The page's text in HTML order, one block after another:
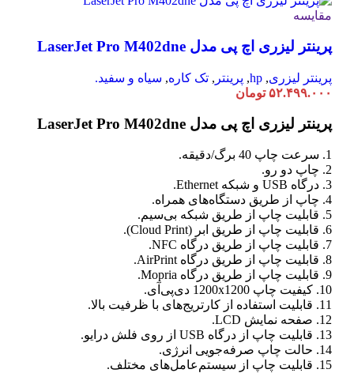
مقایسه
پرینتر لیزری اچ پی مدل LaserJet Pro M402dne
پرینتر لیزری,
hp
, پرینتر , تک کاره, سیاه و سفید.
۵۲.۴۹۹.۰۰۰ تومان
پرینتر لیزری اچ پی مدل LaserJet Pro M402dne
1. سرعت چاپ 40 برگ/دقیقه.
2. چاپ دو رو.
3. درگاه USB و شبکه Ethernet.
4. چاپ از طریق دستگاه‌های همراه.
5. قابلیت چاپ از طریق شبکه بی‌سیم.
6. قابلیت چاپ از طریق ابر (Cloud Print).
7. قابلیت چاپ از طریق درگاه NFC.
8. قابلیت چاپ از طریق درگاه AirPrint.
9. قابلیت چاپ از طریق درگاه Mopria.
10. کیفیت چاپ 1200x1200 دی‌پی‌آی.
11. قابلیت استفاده از کارتریج‌های با ظرفیت بالا.
12. صفحه نمایش LCD.
13. قابلیت چاپ از درگاه USB از روی فلش درایو.
14. حالت چاپ صرفه‌جویی انرژی.
15. قابلیت چاپ از سیستم‌عامل‌های مختلف.